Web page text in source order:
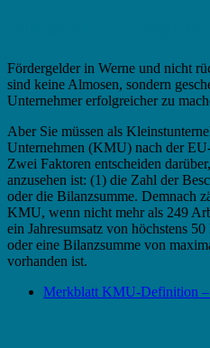
Fördergelder in Werne und nicht
sind keine Almosen, sondern
Unternehmer erfolgreicher zu
Aber Sie müssen als
Unternehmen (KMU) nach der
Zwei Faktoren entscheiden
anzusehen ist: (1) die Zahl der
oder die Bilanzsumme. Demnach
KMU, wenn nicht mehr als 249
ein Jahresumsatz von höchstens
oder eine Bilanzsumme von
vorhanden ist.
Merkblatt KMU-Definition